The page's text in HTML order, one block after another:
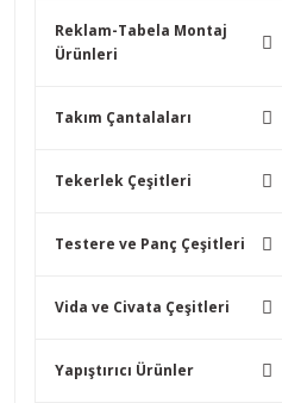
Reklam-Tabela Montaj
Ürünleri
Takım Çantalaları
Tekerlek Çeşitleri
Testere ve Panç Çeşitleri
Vida ve Civata Çeşitleri
Yapıştırıcı Ürünler